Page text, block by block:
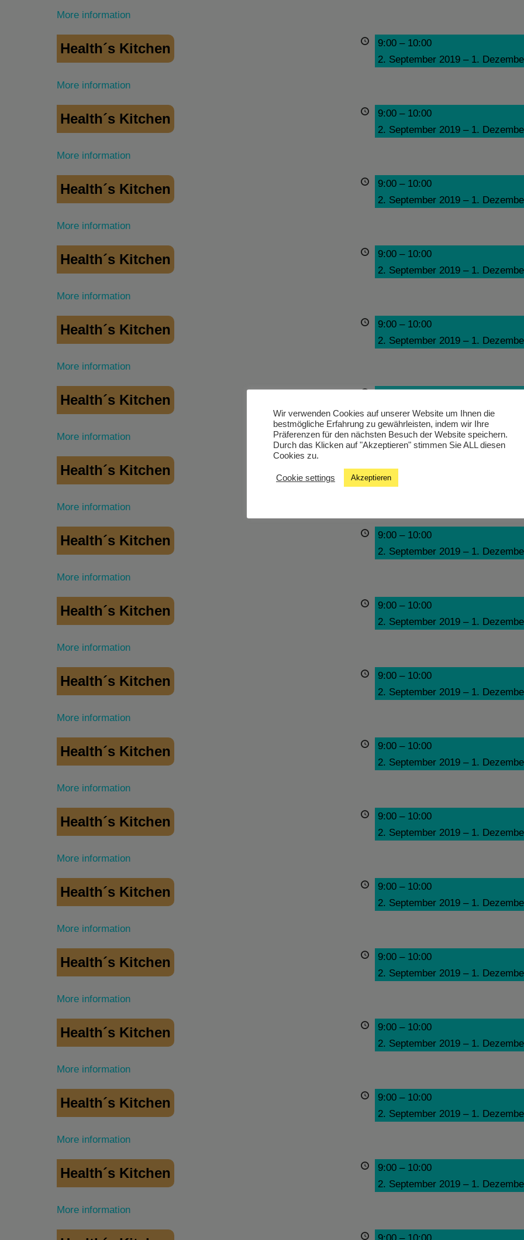
More information
Health´s Kitchen 9:00 – 10:00
2. September 2019 – 1.
More information
Health´s Kitchen 9:00 – 10:00
2. September 2019 – 1.
More information
Health´s Kitchen 9:00 – 10:00
2. September 2019 – 1.
More information
Health´s Kitchen 9:00 – 10:00
2. September 2019 – 1.
More information
Health´s Kitchen 9:00 – 10:00
2. September 2019 – 1.
More information
Health´s Kitchen
2. September 2019 –1.
More information
Health´s Kitchen
2. September 2019
1.
More information
Health´s Kitchen 9:00 – 10:00
2. September 2019 – 1.
More information
Health´s Kitchen 9:00 – 10:00
2. September 2019 – 1.
More information
Health´s Kitchen 9:00 – 10:00
2. September 2019 – 1.
More information
Health´s Kitchen 9:00 – 10:00
2. September 2019 – 1.
More information
Health´s Kitchen 9:00 – 10:00
2. September 2019 – 1.
More information
Health´s Kitchen 9:00 – 10:00
2. September 2019 – 1.
More information
Health´s Kitchen 9:00 – 10:00
2. September 2019 – 1.
More information
Health´s Kitchen 9:00 – 10:00
2. September 2019 – 1.
More information
Health´s Kitchen 9:00 – 10:00
2. September 2019 – 1.
More information
Health´s Kitchen 9:00 – 10:00
2. September 2019 – 1.
More information
Wir verwenden Cookies auf unserer Website um Ihnen die
bestmögliche Erfahrung zu gewährleisten, indem wir Ihre
Präferenzen für den nächsten Besuch der Website speichern.
Durch das Klicken auf "Akzeptieren" stimmen Sie ALL diesen
Cookies zu.
Cookie settings Akzeptieren